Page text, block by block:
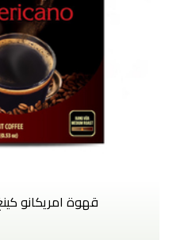
قهوة امريكانو كينغ